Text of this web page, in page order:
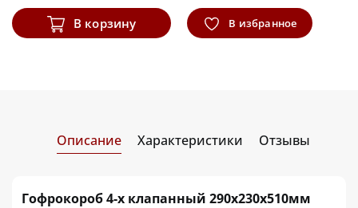
В корзину В избранное
Описание Характеристики Отзывы
Гофрокороб 4-х клапанный 290х230х510мм